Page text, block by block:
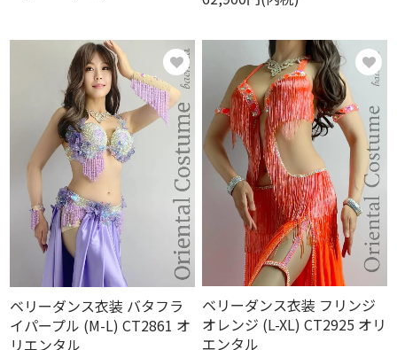
ベリーダンス衣装 バタフラ
イパープル (M-L) CT2861 オ
リエンタル
ベリーダンス衣装 フリンジ
オレンジ (L-XL) CT2925 オリ
エンタル